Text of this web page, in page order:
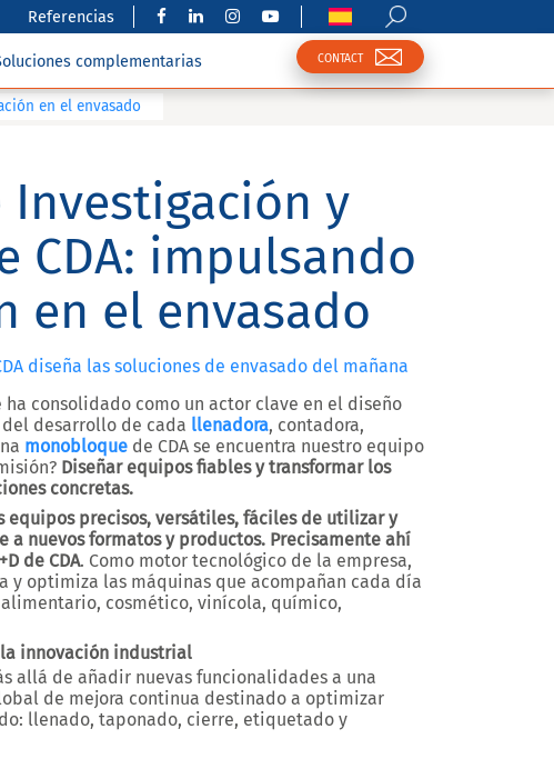
Referencias
complementarias CONTACT
en el envasado
y
CDA: impulsando
en el envasado
diseña las soluciones de envasado del mañana
ha consolidado como un actor clave en el diseño
del desarrollo de cada llenadora, contadora,
monobloque de CDA se encuentra nuestro equipo
Diseñar equipos fiables y transformar los
concretas.
equipos precisos, versátiles, fáciles de utilizar y
a nuevos formatos y productos. Precisamente ahí
de CDA. Como motor tecnológico de la empresa,
y optimiza las máquinas que acompañan cada día
cosmético, vinícola, químico,
innovación industrial
allá de añadir nuevas funcionalidades a una
de mejora continua destinado a optimizar
llenado, taponado, cierre, etiquetado y